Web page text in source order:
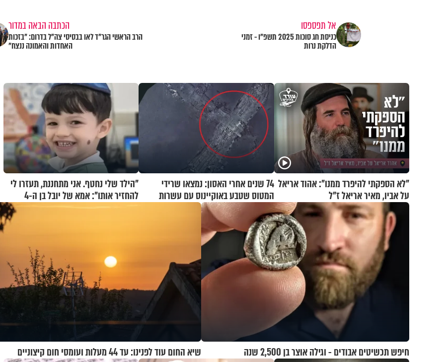
אל תפספסו
כניסת חג סוכות 2025 תשפ"ו - זמני
הדלקת נרות
הכתבה הבאה במדור
הרב הראשי הגר"ד לאו בבסיסי צה"ל בדרום: "בזכות
האחדות והאמונה ננצח"
"לא הספקתי להיפרד ממנו": אהוד אריאל
על אביו, מאיר אריאל ז"ל
74 שנים אחרי האסון: נמצאו שרידי
המטוס שטבע באוקיינוס עם עשרות
נוסעים
"הילד שלי נחטף. אני מתחננת, תעזרו לי
להחזיר אותו": אמא של יובל בן ה-4
בריאיון דומע
חיפש תכשיטים אבודים - וגילה אוצר בן 2,500 שנה שיא החום עוד לפנינו: עד 44 מעלות ועומסי חום קיצוניים